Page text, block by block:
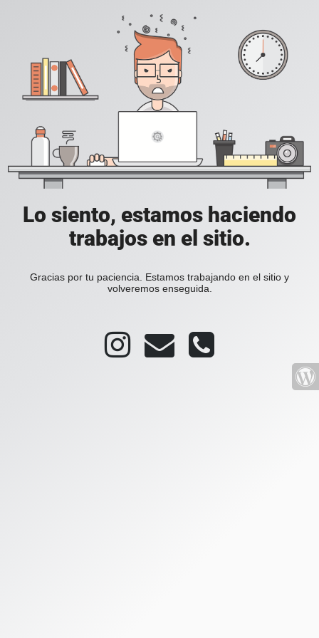
Lo siento, estamos haciendo
trabajos en el sitio.
Gracias por tu paciencia. Estamos trabajando en el sitio y
volveremos enseguida.